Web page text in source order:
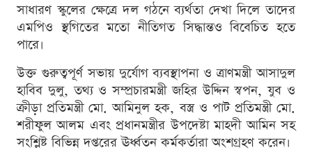
সাধারণ স্কুলের ক্ষেত্রে দল গঠনে ব্যর্থতা দেখা দিলে তাদের
এমপিও স্থগিতের মতো নীতিগত সিদ্ধান্তও বিবেচিত হতে
পারে।
উক্ত গুরুত্বপূর্ণ সভায় দুর্যোগ ব্যবস্থাপনা ও ত্রাণমন্ত্রী আসাদুল
হাবিব দুলু, তথ্য ও সম্প্রচারমন্ত্রী জহির উদ্দিন স্বপন, যুব ও
ক্রীড়া প্রতিমন্ত্রী মো. আমিনুল হক, বস্ত্র ও পাট প্রতিমন্ত্রী মো.
শরীফুল আলম এবং প্রধানমন্ত্রীর উপদেষ্টা মাহদী আমিন সহ
সংশ্লিষ্ট বিভিন্ন দপ্তরের ঊর্ধ্বতন কর্মকর্তারা অংশগ্রহণ করেন।